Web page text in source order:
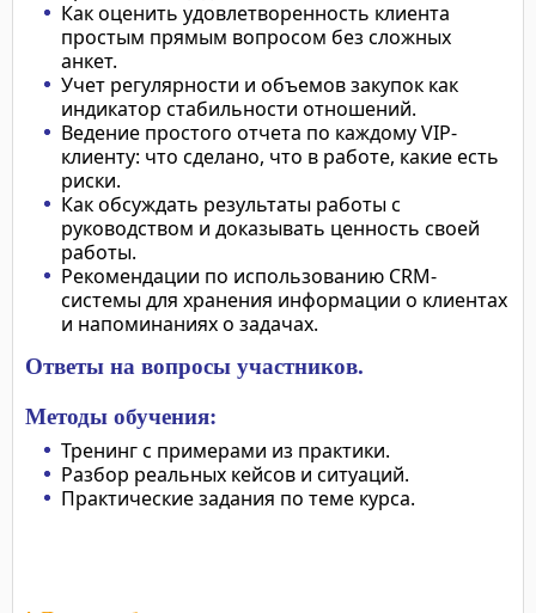
Как оценить удовлетворенность клиента
простым прямым вопросом без сложных
анкет.
Учет регулярности и объемов закупок как
индикатор стабильности отношений.
Ведение простого отчета по каждому VIP-
клиенту: что сделано, что в работе, какие есть
риски.
Как обсуждать результаты работы с
руководством и доказывать ценность своей
работы.
Рекомендации по использованию CRM-
системы для хранения информации о клиентах
и напоминаниях о задачах.
Ответы на вопросы участников.
Методы обучения:
Тренинг с примерами из практики.
Разбор реальных кейсов и ситуаций.
Практические задания по теме курса.